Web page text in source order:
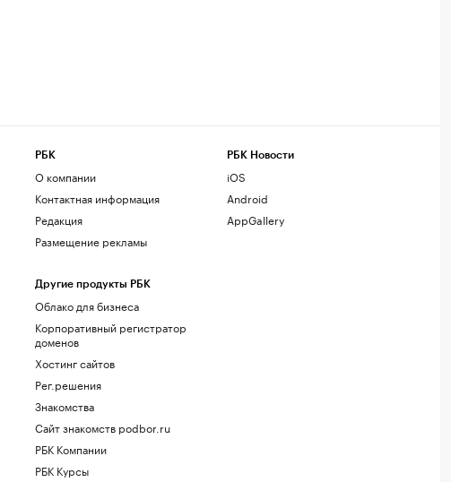
РБК
О компании
Контактная информация
Редакция
Размещение рекламы
Другие продукты РБК
Облако для бизнеса
Корпоративный регистратор
доменов
Хостинг сайтов
Рег.решения
Знакомства
Сайт знакомств podbor.ru
РБК Компании
РБК Курсы
РБК Новости
iOS
Android
AppGallery